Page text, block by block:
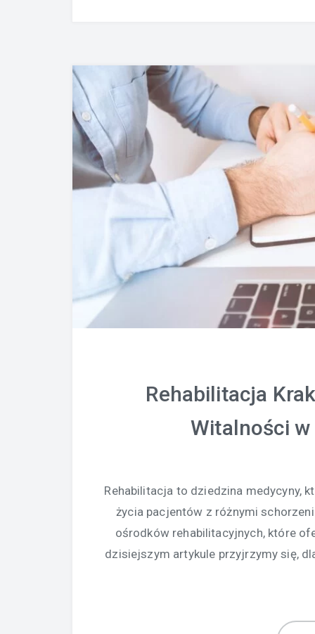
Rehabilitacja
Witalności w
Rehabilitacja to dziedzina medycyny,
życia pacjentów z różnymi
ośrodków rehabilitacyjnych, które
dzisiejszym artykule przyjrzymy się,